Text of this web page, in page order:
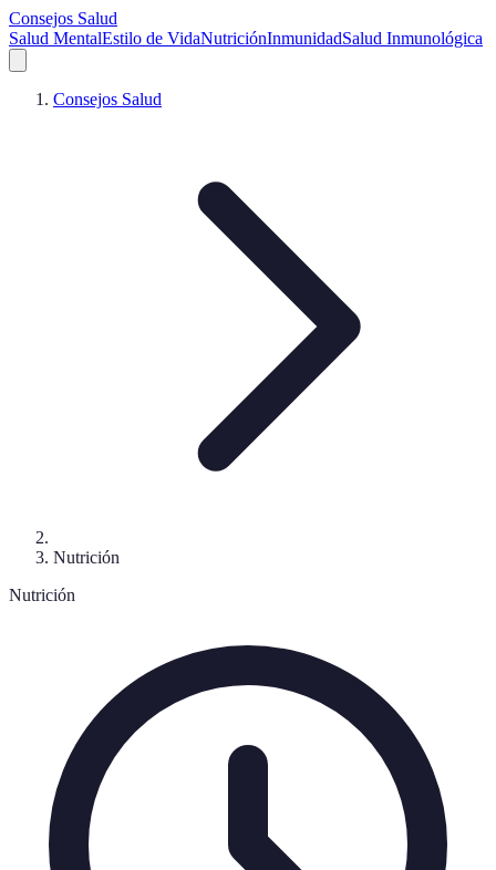
Consejos Salud
Salud MentalEstilo de VidaNutriciónInmunidadSalud Inmunológica
Consejos Salud
Nutrición
Nutrición